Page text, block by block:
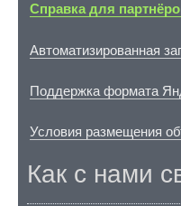
Справка для
Автоматизированная
Поддержка формата
Условия размещения
Как с нами